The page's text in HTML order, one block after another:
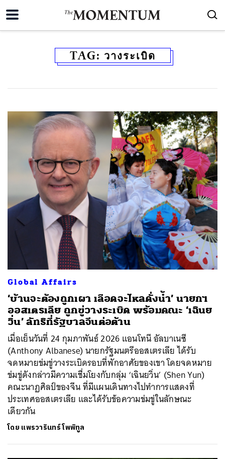
TAG: วางระเบิด
Global Affairs
‘บ้านจะต้องถูกเผา เลือดจะไหลดั่งน้ำ’ นายกฯ
ออสเตรเลีย ถูกขู่วางระเบิด พร้อมคณะ ‘เฉินย
วิ่น’ ลัทธิที่รัฐบาลจีนต่อต้าน
เมื่อเย็นวันที่ 24 กุมภาพันธ์ 2026 แอนโทนี อัลบาเนซี
(Anthony Albanese) นายกรัฐมนตรีออสเตรเลีย ได้รับ
จดหมายข่มขู่วางระเบิดรอบที่พักอาศัยของเขา โดยจดหมาย
ข่มขู่ดังกล่าวมีความเชื่มโยงกับกลุ่ม ‘เฉินยวิ่น’ (Shen Yun)
คณะนาฏศิลป์ของจีน ที่มีแผนเดินทางไปทำการแสดงที่
ประเทศออสเตรเลีย และได้รับข้อความข่มขู่ในลักษณะ
เดียวกัน
โดย แพรวารินทร์ โพพิทูล